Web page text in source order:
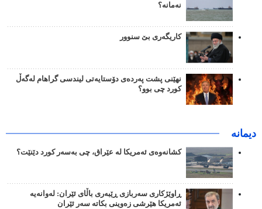
نەمانە؟
کاریگەری بێ سنوور
نهێنی پشت پەردەی دۆستایەتی لیندسی گراهام لەگەڵ
کورد چی بوو؟
دیمانە
کشانەوەی ئەمریکا لە عێراق، چی بەسەر کورد دێنێت؟
ڕاوێژکاری سەربازی ڕێبەری باڵای ئێران: لەوانەیە
ئەمریکا هێرشی زەوینی بکاتە سەر ئێران